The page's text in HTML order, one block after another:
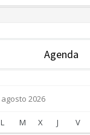
Agenda
agosto 2026
L M X J V